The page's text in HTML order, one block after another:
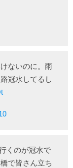
ないのに。雨
冠水してるし
くのが冠水で
で皆さん立ち